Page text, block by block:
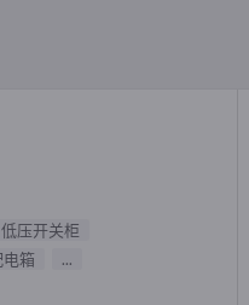
低压开关柜
电箱 ...